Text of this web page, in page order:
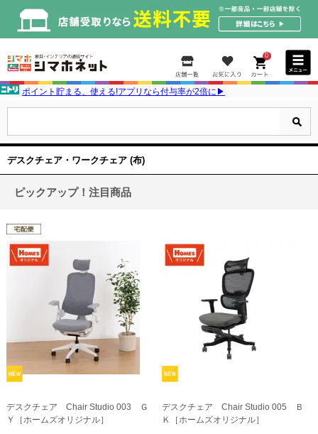
0
ポイント貯まる、使える!アプリなら付与率が2倍に▶
デスクチェア・ワークチェア (布)
ピックアップ！注目商品
デスクチェア Chair Studio 003 Ｇ
Ｙ［ホームズオリジナル］
デスクチェア Chair Studio 005 Ｂ
Ｋ［ホームズオリジナル］